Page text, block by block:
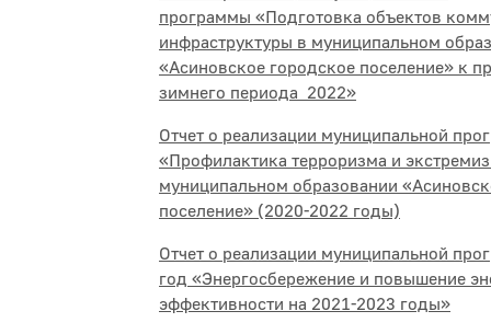
программы «Подготовка объектов
инфраструктуры в муниципальном
«Асиновское городское поселение» к
зимнего периода 2022»
Отчет о реализации муниципальной
«Профилактика терроризма и
муниципальном образовании
поселение» (2020-2022 годы)
Отчет о реализации муниципальной
год «Энергосбережение и повышение
эффективности на 2021-2023 годы»